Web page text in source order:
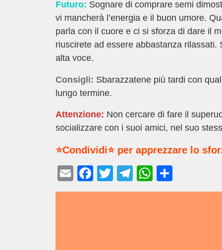
Futuro: Sognare di comprare semi
vi mancherà l’energia e il buon umore.
parla con il cuore e ci si sforza di dare il
riuscirete ad essere abbastanza
alta voce.
Consigli: Sbarazzatene più tardi con
lungo termine.
Attenzione: Non cercare di fare il
socializzare con i suoi amici, nel suo
⭐Condividi⭐ per apprezzare lo
E
m
F
a
T
wi
T
el
W
h
o